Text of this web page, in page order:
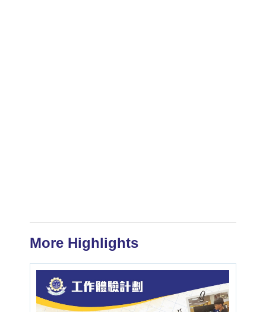
More Highlights